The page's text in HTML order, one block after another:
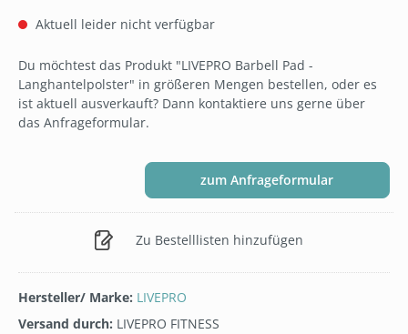
Aktuell leider nicht verfügbar
Du möchtest das Produkt "LIVEPRO Barbell Pad -
Langhantelpolster" in größeren Mengen bestellen, oder es
ist aktuell ausverkauft? Dann kontaktiere uns gerne über
das Anfrageformular.
zum Anfrageformular
Zu Bestelllisten hinzufügen
Hersteller/ Marke: LIVEPRO
Versand durch: LIVEPRO FITNESS